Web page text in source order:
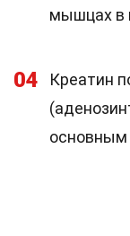
мышцах в
04
Креатин
основным